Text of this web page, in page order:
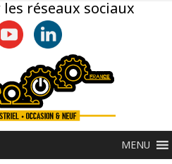
réseaux sociaux
MENU